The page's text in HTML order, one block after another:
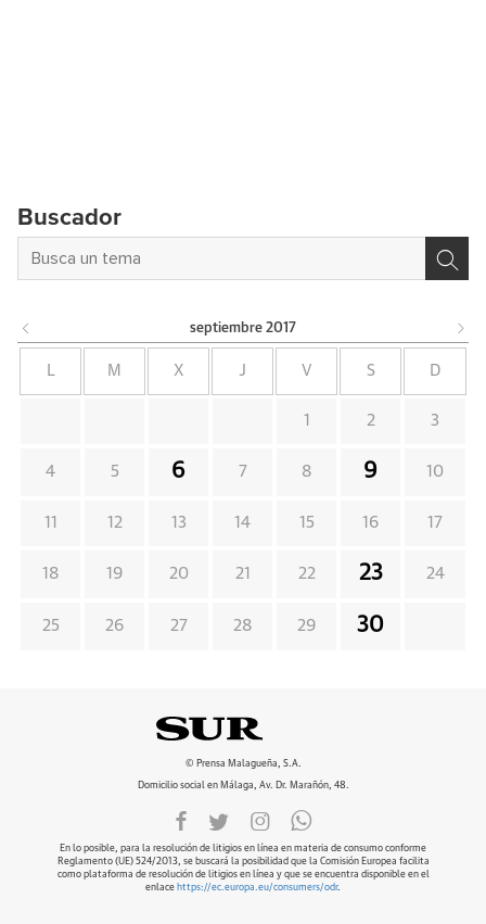
Buscador
septiembre 2017
L M X J V S D
1 2 3
4 5 6 7 8 9 10
11 12 13 14 15 16 17
18 19 20 21 22 23 24
25 26 27 28 29 30
© Prensa Malagueña, S.A.
Domicilio social en Málaga, Av. Dr. Marañón, 48.
En lo posible, para la resolución de litigios en línea en materia de consumo conforme
Reglamento (UE) 524/2013, se buscará la posibilidad que la Comisión Europea facilita
como plataforma de resolución de litigios en línea y que se encuentra disponible en el
enlace https://ec.europa.eu/consumers/odr.